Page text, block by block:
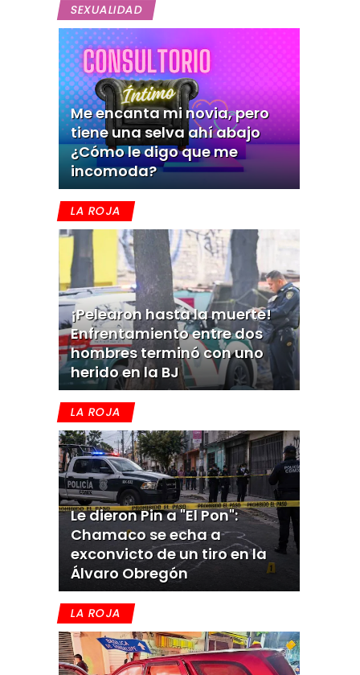
SEXUALIDAD
Me encanta mi novia, pero
tiene una selva ahí abajo
¿Cómo le digo que me
incomoda?
LA ROJA
¡Pelearon hasta la muerte!
Enfrentamiento entre dos
hombres terminó con uno
herido en la BJ
LA ROJA
Le dieron Pin a "El Pon":
Chamaco se echa a
exconvicto de un tiro en la
Álvaro Obregón
LA ROJA